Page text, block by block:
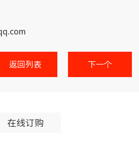
返回列表 下一个
在线订购